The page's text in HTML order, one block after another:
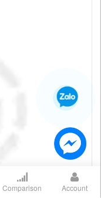
Comparison Account